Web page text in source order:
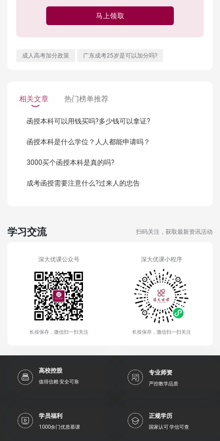
马上领取
成人高考加分政策 广东成考25岁是可以加分吗?
相关文章 热门榜单推荐
函授本科可以用钱买吗?多少钱可以拿证?
函授本科是什么学位？人人都能申请吗？
3000买个函授本科是真的吗?
成考函授需要注意什么?过来人的忠告
学习交流 扫码关注，获取最新资讯活动
深大优课公众号
长按保存，微信扫一扫关注
深大优课小程序
长按保存，微信扫一扫关注
高校控股
值得信赖 安全可靠
专业师资
严控教学品质
学员福利
1000余门优质慕课
正规学历
国家认可 学信可查